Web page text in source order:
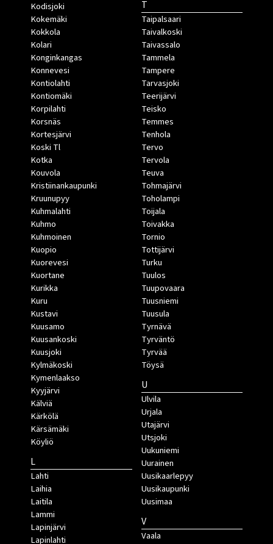
Kodisjoki
Kokemäki
Kokkola
Kolari
Konginkangas
Konnevesi
Kontiolahti
Kontiomäki
Korpilahti
Korsnäs
Kortesjärvi
Koski Tl
Kotka
Kouvola
Kristiinankaupunki
Kruunupyy
Kuhmalahti
Kuhmo
Kuhmoinen
Kuopio
Kuorevesi
Kuortane
Kurikka
Kuru
Kustavi
Kuusamo
Kuusankoski
Kuusjoki
Kylmäkoski
Kymenlaakso
Kyyjärvi
Kälviä
Kärkölä
Kärsämäki
Köyliö
L
Lahti
Laihia
Laitila
Lammi
Lapinjärvi
Lapinlahti
T
Taipalsaari
Taivalkoski
Taivassalo
Tammela
Tampere
Tarvasjoki
Teerijärvi
Teisko
Temmes
Tenhola
Tervo
Tervola
Teuva
Tohmajärvi
Toholampi
Toijala
Toivakka
Tornio
Tottijärvi
Turku
Tuulos
Tuupovaara
Tuusniemi
Tuusula
Tyrnävä
Tyrväntö
Tyrvää
Töysä
U
Ulvila
Urjala
Utajärvi
Utsjoki
Uukuniemi
Uurainen
Uusikaarlepyy
Uusikaupunki
Uusimaa
V
Vaala